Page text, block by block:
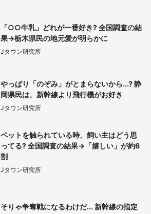
「○○牛乳」どれが一番好き? 全国調査の結
果→栃木県民の地元愛が明らかに
Jタウン研究所
やっぱり「のぞみ」がとまらないから...? 静
岡県民は、新幹線より飛行機がお好き
Jタウン研究所
ペットを触られている時、飼い主はどう思
ってる? 全国調査の結果→「嬉しい」が約6
割
Jタウン研究所
そりゃ争奪戦になるわけだ... 新幹線の指定